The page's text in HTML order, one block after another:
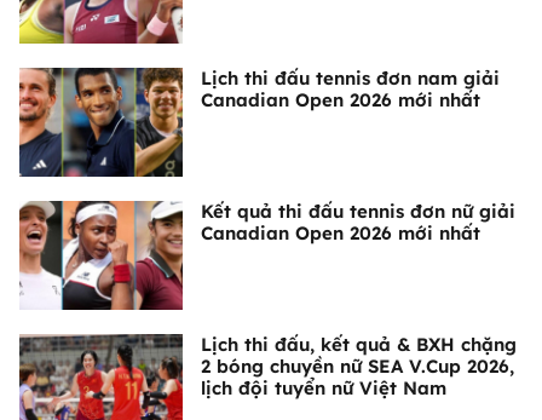
Lịch thi đấu tennis đơn nam giải
Canadian Open 2026 mới nhất
Kết quả thi đấu tennis đơn nữ giải
Canadian Open 2026 mới nhất
Lịch thi đấu, kết quả & BXH chặng
2 bóng chuyền nữ SEA V.Cup 2026,
lịch đội tuyển nữ Việt Nam